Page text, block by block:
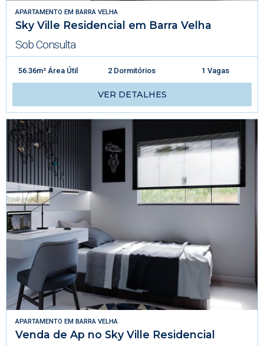
APARTAMENTO EM BARRA VELHA
Sky Ville Residencial em Barra Velha
Sob Consulta
56.36m² Área Útil 2 Dormitórios 1 Vagas
VER DETALHES
APARTAMENTO EM BARRA VELHA
Venda de Ap no Sky Ville Residencial